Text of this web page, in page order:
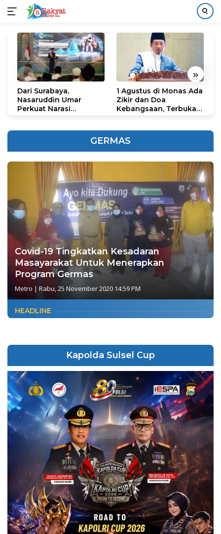
konten
« »
Dari Surabaya,
Nasaruddin Umar
Perkuat Narasi
1 Agustus di Monas Ada
Zikir dan Doa
Kebangsaan, Terbuka
GERMAS
Covid-19 Tingkatkan Kesadaran
Masayarakat Untuk Menerapkan
Program Germas
Metro | Rabu, 25 November 2020 14:59 PM
HEADLINE
Kapolda Sulsel Cup